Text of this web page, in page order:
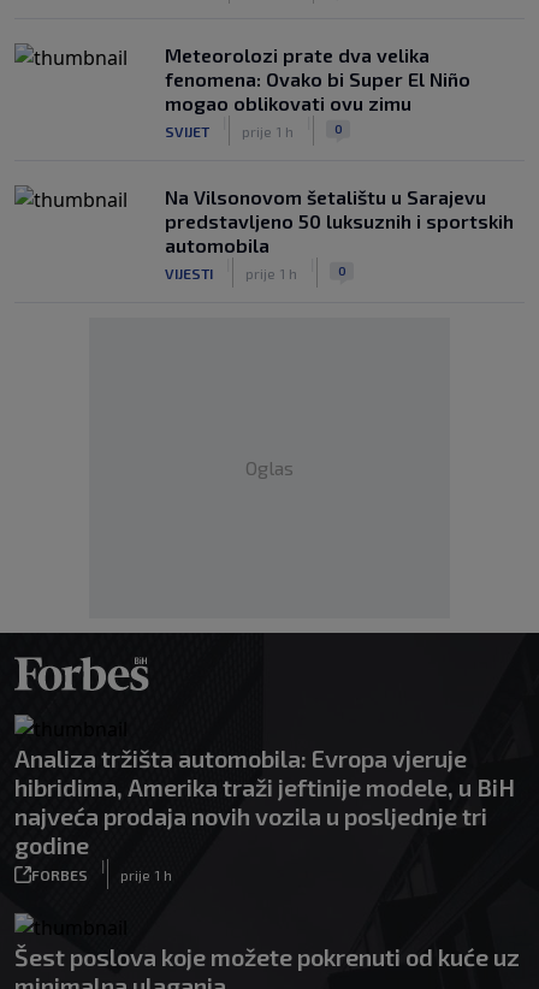
Meteorolozi prate dva velika
fenomena: Ovako bi Super El Niño
mogao oblikovati ovu zimu
SVIJET prije 1 h 0
Na Vilsonovom šetalištu u Sarajevu
predstavljeno 50 luksuznih i sportskih
automobila
VIJESTI prije 1 h 0
Oglas
Analiza tržišta automobila: Evropa vjeruje
hibridima, Amerika traži jeftinije modele, u BiH
najveća prodaja novih vozila u posljednje tri
godine
FORBES
|
prije 1 h
Šest poslova koje možete pokrenuti od kuće uz